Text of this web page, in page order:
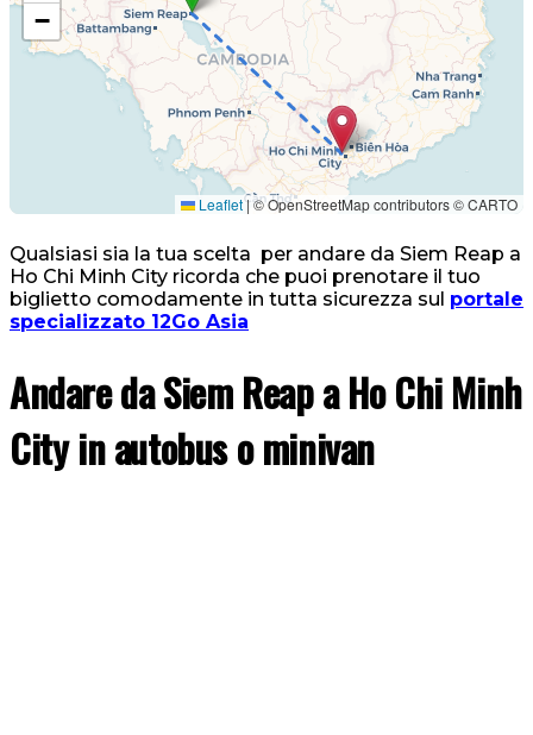
−
Leaflet|© OpenStreetMap contributors © CARTO
Qualsiasi sia la tua scelta per andare da Siem Reap a
Ho Chi Minh City ricorda che puoi prenotare il tuo
biglietto comodamente in tutta sicurezza sul portale
specializzato 12Go Asia
Andare da Siem Reap a Ho Chi Minh
City in autobus o minivan